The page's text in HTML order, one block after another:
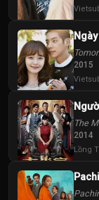
2015
The
2014
Lồng